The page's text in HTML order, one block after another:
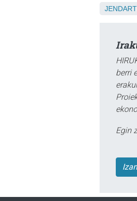
berri
Egin